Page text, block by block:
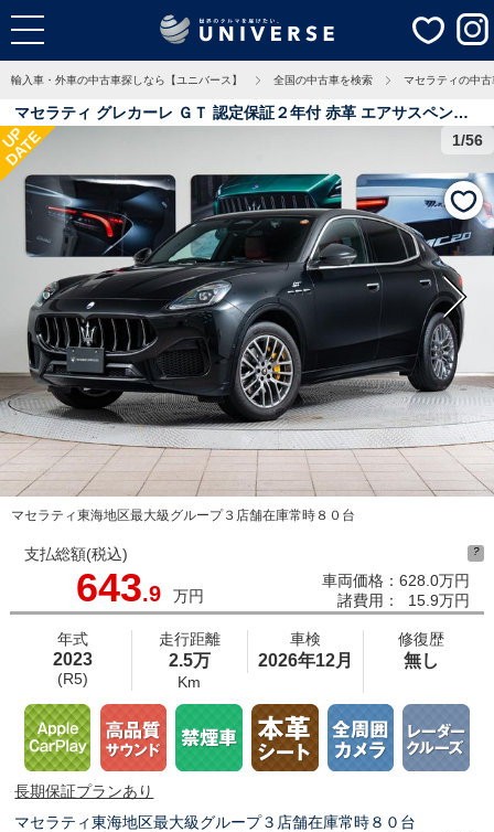
輸入車・外車の中古車探しなら【ユニバース】 全国の中古車を検索 マセラティの中古
マセラティ グレカーレ ＧＴ 認定保証２年付 赤革 エアサスペンシ
ョン ベンチレーション コールドウェザーパッケージ １４方向電動
スポーツシート メタリックペイント イエローキャリパー ラディカ
ウッドトリム 2.5万Km 愛知県
DATE
マセラティ東海地区最大級グループ３店舗在庫常時８０台
1/56
支払総額(税込)
643.9 万円
車両価格：
諸費用：
628.0万円
15.9万円
?
年式
2023
(R5)
走行距離
2.5万
Km
車検
2026年12月
修復歴
無し
長期保証プランあり
マセラティ東海地区最大級グループ３店舗在庫常時８０台